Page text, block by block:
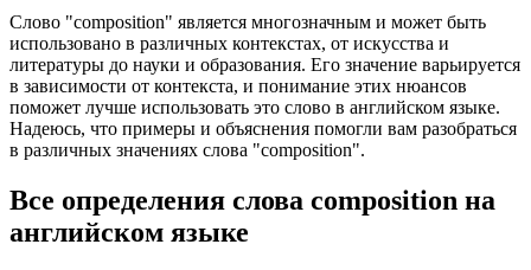
Слово "composition" является многозначным и может быть
использовано в различных контекстах, от искусства и
литературы до науки и образования. Его значение варьируется
в зависимости от контекста, и понимание этих нюансов
поможет лучше использовать это слово в английском языке.
Надеюсь, что примеры и объяснения помогли вам разобраться
в различных значениях слова "composition".
Все определения слова composition на
английском языке